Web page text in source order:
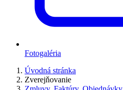
Fotogaléria
Úvodná stránka
Zverejňovanie